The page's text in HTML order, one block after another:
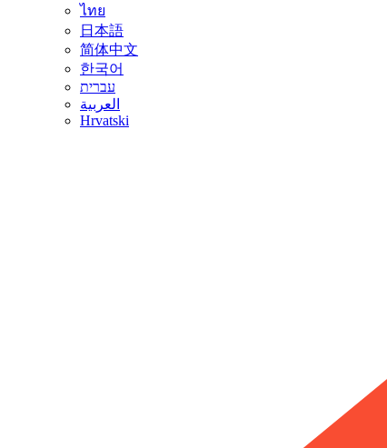
ไทย
日本語
简体中文
한국어
עברית
العربية
Hrvatski